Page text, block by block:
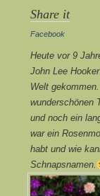
Share it
Facebook
Heute vor 9
John Lee
Welt
wunderschönen
und noch ein
war ein
habt und wie
Schnapsnamen.